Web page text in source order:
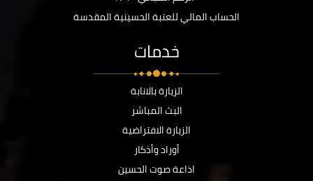
الحساب المالي للعتبة الحسينية المقدسة
خدمات
الزيارة بالانابة
البث المباشر
الزيارة الافتراضية
أوراد وأذكار
اذاعة صوت الحسين